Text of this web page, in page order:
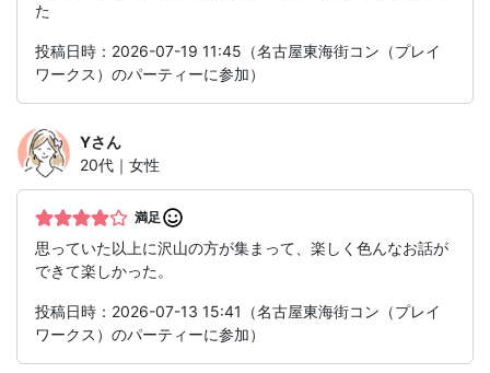
た
投稿日時：2026-07-19 11:45（名古屋東海街コン（プレイ
ワークス）のパーティーに参加）
Yさん
20代｜女性
満足
思っていた以上に沢山の方が集まって、楽しく色んなお話が
できて楽しかった。
投稿日時：2026-07-13 15:41（名古屋東海街コン（プレイ
ワークス）のパーティーに参加）